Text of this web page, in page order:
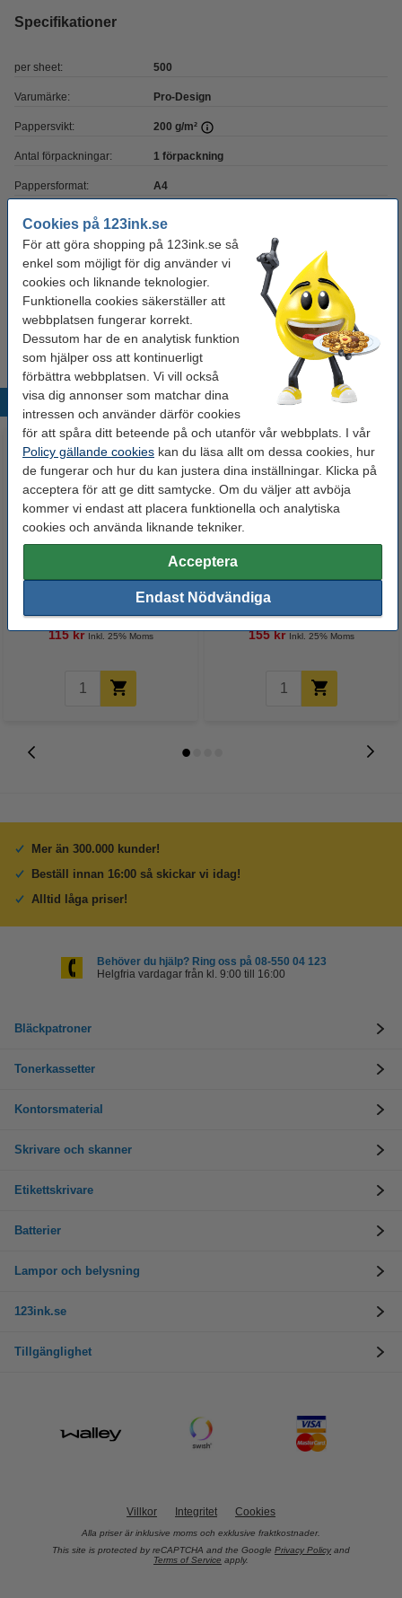
Cookies på 123ink.se
För att göra shopping på 123ink.se så
enkel som möjligt för dig använder vi
cookies och liknande teknologier.
Funktionella cookies säkerställer att
webbplatsen fungerar korrekt.
Dessutom har de en analytisk funktion
som hjälper oss att kontinuerligt
förbättra webbplatsen. Vi vill också
visa dig annonser som matchar dina
intressen och använder därför cookies
för att spåra ditt beteende på och utanför vår webbplats. I vår
Policy gällande cookies kan du läsa allt om dessa cookies, hur
de fungerar och hur du kan justera dina inställningar. Klicka på
acceptera för att ge ditt samtycke. Om du väljer att avböja
kommer vi endast att placera funktionella och analytiska
cookies och använda liknande tekniker.
Acceptera
Endast Nödvändiga
Specifikationer
per sheet: 500
Varumärke: Pro-Design
Pappersvikt: 200 g/m²
Antal förpackningar: 1 förpackning
Pappersformat: A4
Antal ark:
Behöver du fler?
Köp1.000 arkför endast
850 kr
Populära produkter
Pro-Design | 250 ark
115 kr Inkl. 25% Moms
Pro-Design | 250 ark
155 kr Inkl. 25% Moms
Mer än 300.000 kunder!
Beställ innan 16:00 så skickar vi idag!
Alltid låga priser!
Behöver du hjälp? Ring oss på 08-550 04 123
Helgfria vardagar från kl. 9:00 till 16:00
Bläckpatroner
Tonerkassetter
Kontorsmaterial
Skrivare och skanner
Etikettskrivare
Batterier
Lampor och belysning
123ink.se
Tillgänglighet
Villkor Integritet Cookies
Alla priser är inklusive moms och exklusive fraktkostnader.
This site is protected by reCAPTCHA and the Google Privacy Policy and
Terms of Service apply.